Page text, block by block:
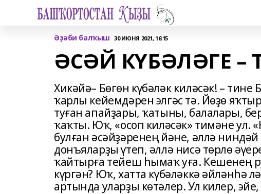
Әҙәби балҡыш 30 ИЮНЯ 2021, 16:15
ӘСӘЙ КҮБӘЛӘГЕ –
Хикәйә– Бөгөн күбәләк киләсәк! –
ҡарлы кейемдәрен элгәс тә. Йөҙө
туған апайҙары, ҡатыны, балалары,
ҡаҡты. Юҡ, «осоп киләсәк» тимәне ул.
булған әсәйҙәренең йәне, әллә
донъяларҙы үтеп, әллә нисә төрлө
ҡайтырға тейеш һымаҡ уға. Кешенең
күргән? Юҡ, хатта күбәләккә әйләнһә
артында уларҙы көтәлер. Ул килер,